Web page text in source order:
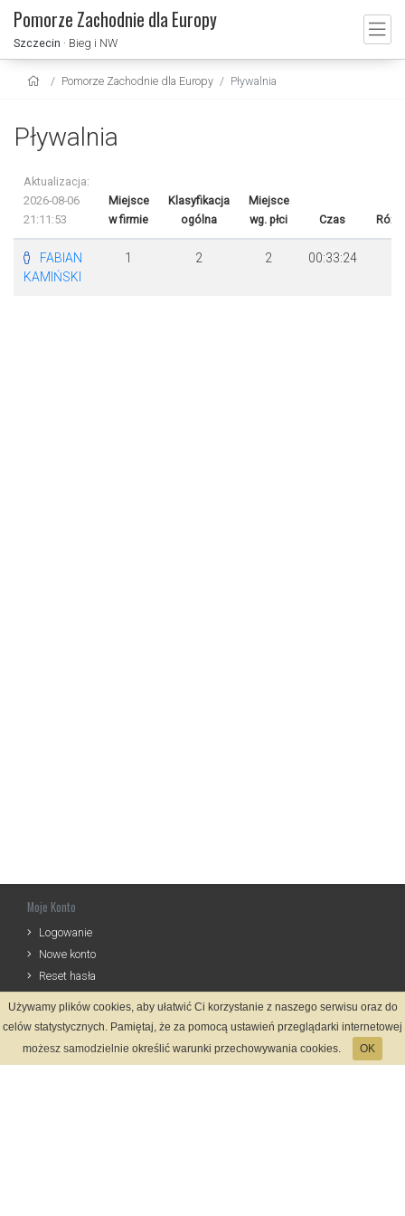
Pomorze Zachodnie dla Europy
Szczecin · Bieg i NW
Pomorze Zachodnie dla Europy Pływalnia
Pływalnia
Aktualizacja:
2026-08-06
21:11:53
Miejsce
w firmie
Klasyfikacja
ogólna
Miejsce
wg. płci
Czas
FABIAN
KAMIŃSKI
1 2 2 00:33:24
Moje Konto
Logowanie
Nowe konto
Reset hasła
Informacje
Zasady Rejestracji
Używamy plików cookies, aby ułatwić Ci korzystanie z naszego serwisu oraz do
celów statystycznych. Pamiętaj, że za pomocą ustawień przeglądarki internetowej
możesz samodzielnie określić warunki przechowywania cookies.
OK